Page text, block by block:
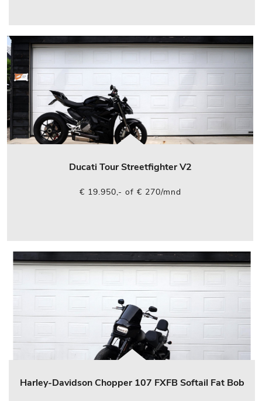
Ducati Tour Streetfighter V2
€ 19.950,- of € 270/mnd
Harley-Davidson Chopper 107 FXFB Softail Fat Bob